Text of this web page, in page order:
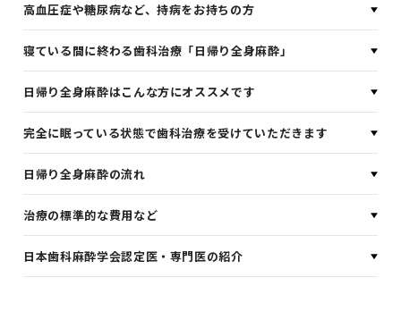
高血圧症や糖尿病など、持病をお持ちの方
寝ている間に終わる歯科治療「日帰り全身麻酔」
日帰り全身麻酔はこんな方にオススメです
完全に眠っている状態で歯科治療を受けていただきます
日帰り全身麻酔の流れ
治療の標準的な費用など
日本歯科麻酔学会認定医・専門医の紹介